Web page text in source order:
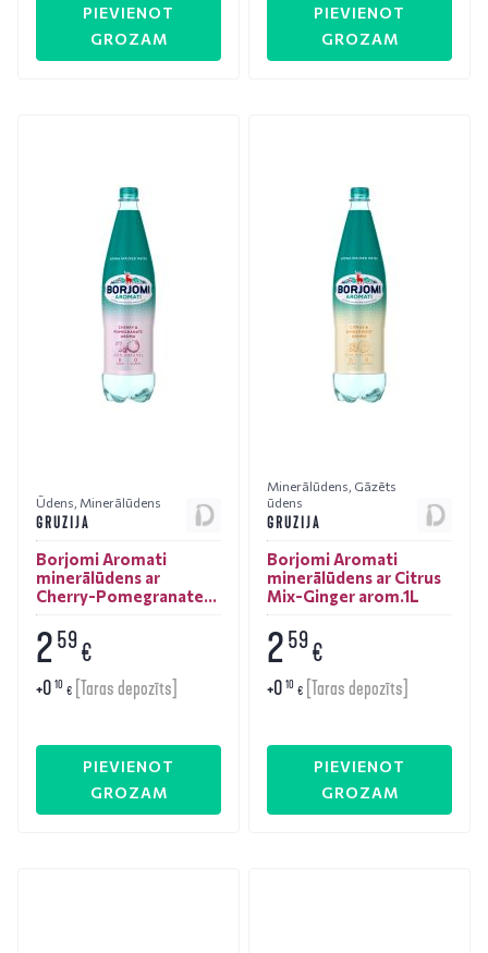
PIEVIENOT
GROZAM
PIEVIENOT
GROZAM
Ūdens, Minerālūdens
GRUZIJA
Borjomi Aromati
minerālūdens ar
Cherry-Pomegranate
aromātu 1L
259€
+0 10 € [Taras depozīts]
PIEVIENOT
GROZAM
Minerālūdens, Gāzēts
ūdens
GRUZIJA
Borjomi Aromati
minerālūdens ar Citrus
Mix-Ginger arom.1L
259€
+0 10 € [Taras depozīts]
PIEVIENOT
GROZAM